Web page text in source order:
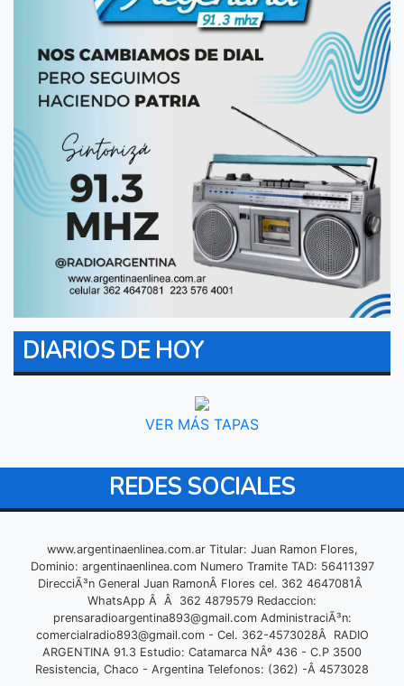
DIARIOS DE HOY
VER MÁS TAPAS
REDES SOCIALES
www.argentinaenlinea.com.ar Titular: Juan Ramon Flores,
Dominio: argentinaenlinea.com Numero Tramite TAD: 56411397
DirecciÃ³n General Juan RamonÂ Flores cel. 362 4647081Â
WhatsApp Â Â 362 4879579 Redaccion:
prensaradioargentina893@gmail.comAdministraciÃ³n:
comercialradio893@gmail.com- Cel. 362-4573028Â RADIO
ARGENTINA 91.3 Estudio: Catamarca NÂº 436 - C.P 3500
Resistencia, Chaco - Argentina Telefonos: (362) -Â 4573028